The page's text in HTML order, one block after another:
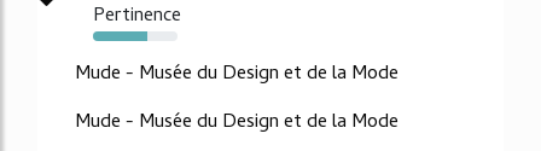
Pertinence
64%
Mude - Musée du Design et de la Mode
Mude - Musée du Design et de la Mode